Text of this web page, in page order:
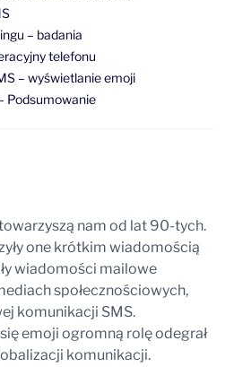
– badania
telefonu
– wyświetlanie emoji
Podsumowanie
nam od lat 90-tych.
one krótkim wiadomością
wiadomości mailowe
społecznościowych,
komunikacji SMS.
emoji ogromną rolę odegrał
komunikacji.